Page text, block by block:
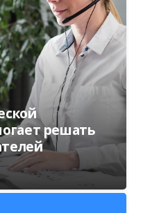
решать